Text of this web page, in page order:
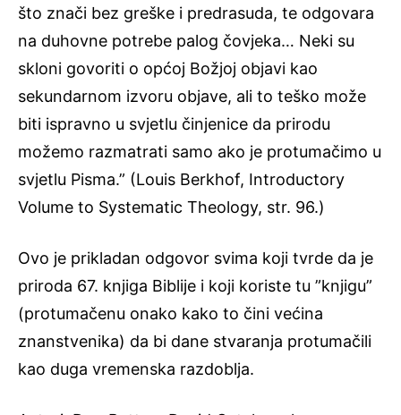
što znači bez greške i predrasuda, te odgovara
na duhovne potrebe palog čovjeka… Neki su
skloni govoriti o općoj Božjoj objavi kao
sekundarnom izvoru objave, ali to teško može
biti ispravno u svjetlu činjenice da prirodu
možemo razmatrati samo ako je protumačimo u
svjetlu Pisma.” (Louis Berkhof, Introductory
Volume to Systematic Theology, str. 96.)
Ovo je prikladan odgovor svima koji tvrde da je
priroda 67. knjiga Biblije i koji koriste tu ”knjigu”
(protumačenu onako kako to čini većina
znanstvenika) da bi dane stvaranja protumačili
kao duga vremenska razdoblja.